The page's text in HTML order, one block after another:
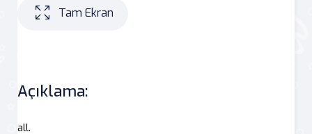
Tam Ekran
Açıklama:
all.